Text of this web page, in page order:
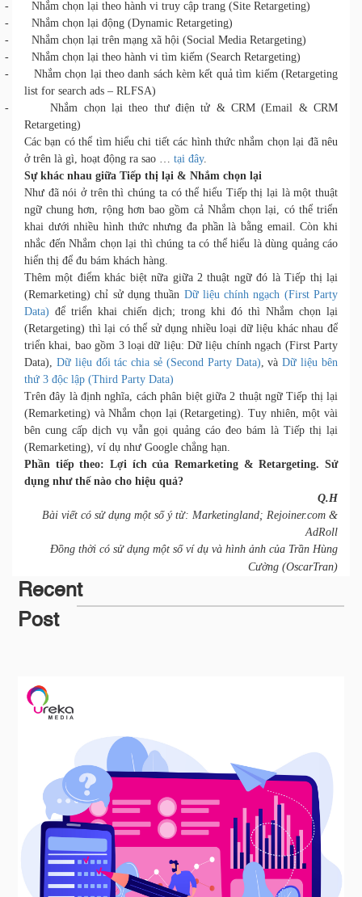
- Nhắm chọn lại theo hành vi truy cập trang (Site Retargeting)
- Nhắm chọn lại động (Dynamic Retargeting)
- Nhắm chọn lại trên mạng xã hội (Social Media Retargeting)
- Nhắm chọn lại theo hành vi tìm kiếm (Search Retargeting)
- Nhắm chọn lại theo danh sách kèm kết quả tìm kiếm (Retargeting
list for search ads – RLFSA)
- Nhắm chọn lại theo thư điện tử & CRM (Email & CRM
Retargeting)
Các bạn có thể tìm hiểu chi tiết các hình thức nhắm chọn lại đã nêu
ở trên là gì, hoạt động ra sao … tại đây.
Sự khác nhau giữa Tiếp thị lại & Nhắm chọn lại
Như đã nói ở trên thì chúng ta có thể hiểu Tiếp thị lại là một thuật
ngữ chung hơn, rộng hơn bao gồm cả Nhắm chọn lại, có thể triển
khai dưới nhiều hình thức nhưng đa phần là bằng email. Còn khi
nhắc đến Nhắm chọn lại thì chúng ta có thể hiểu là dùng quảng cáo
hiển thị để đu bám khách hàng.
Thêm một điểm khác biệt nữa giữa 2 thuật ngữ đó là Tiếp thị lại
(Remarketing) chỉ sử dụng thuần Dữ liệu chính ngạch (First Party
Data) để triển khai chiến dịch; trong khi đó thì Nhắm chọn lại
(Retargeting) thì lại có thể sử dụng nhiều loại dữ liệu khác nhau để
triển khai, bao gồm 3 loại dữ liệu: Dữ liệu chính ngạch (First Party
Data), Dữ liệu đối tác chia sẻ (Second Party Data), vàDữ liệu bên
thứ 3 độc lập (Third Party Data)
Trên đây là định nghĩa, cách phân biệt giữa 2 thuật ngữ Tiếp thị lại
(Remarketing) và Nhắm chọn lại (Retargeting). Tuy nhiên, một vài
bên cung cấp dịch vụ vẫn gọi quảng cáo đeo bám là Tiếp thị lại
(Remarketing), ví dụ như Google chẳng hạn.
Phần tiếp theo: Lợi ích của Remarketing & Retargeting. Sử
dụng như thế nào cho hiệu quả?
Q.H
Bài viết có sử dụng một số ý từ: Marketingland; Rejoiner.com &
AdRoll
Đồng thời có sử dụng một số ví dụ và hình ảnh của Trần Hùng
Cường (OscarTran)
Recent
Post